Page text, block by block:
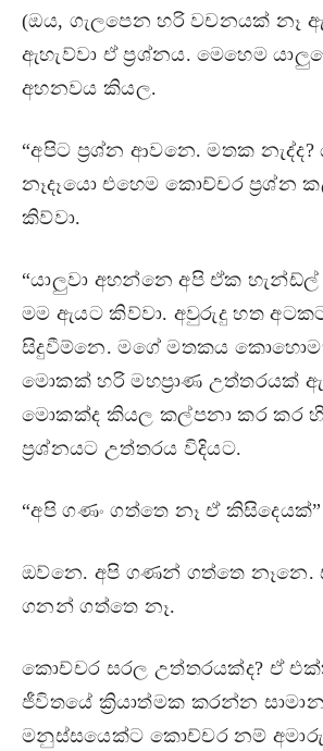
(ඔය, ගැලපෙන හරි වචනයක් නෑ
ඇහැව්වා ඒ ප්‍රශ්නය. මෙහෙම
අහනවය කියල.
“අපිට ප්‍රශ්න ආවනෙ. මතක නැද්ද?
නෑදෑයො එහෙම කොච්චර ප්‍රශ්න
කිව්වා.
“යාලුවා අහන්නෙ අපි ඒක හැන්ඩ්ල්
මම ඇයට කිව්වා. අවුරුදු හත
සිදුවීම්නෙ. මගේ මතකය කොහොමත්
මොකක් හරි මහප්‍රාණ උත්තරයක්
මොකක්ද කියල කල්පනා කර කර
ප්‍රශ්නයට උත්තරය විදියට.
“අපි ගණං ගත්තෙ නෑ ඒ
ඔව්නෙ. අපි ගණන් ගත්තෙ නෑනෙ.
ගනන් ගත්තෙ නෑ.
කොච්චර සරල උත්තරයක්ද? ඒ
ජීවිතයේ ක්‍රියාත්මක කරන්න
මනුස්සයෙක්ට කොච්චර නම්